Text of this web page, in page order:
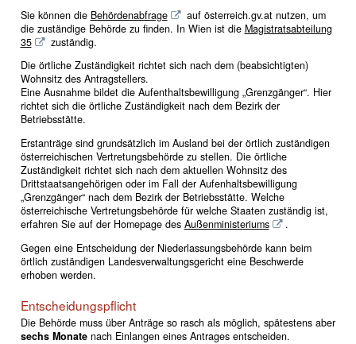
Sie können die Behördenabfrage
auf österreich.gv.at nutzen, um
die zuständige Behörde zu finden. In Wien ist die Magistratsabteilung
35
zuständig.
Die örtliche Zuständigkeit richtet sich nach dem (beabsichtigten)
Wohnsitz des Antragstellers.
Eine Ausnahme bildet die Aufenthaltsbewilligung „Grenzgänger“. Hier
richtet sich die örtliche Zuständigkeit nach dem Bezirk der
Betriebsstätte.
Erstanträge sind grundsätzlich im Ausland bei der örtlich zuständigen
österreichischen Vertretungsbehörde zu stellen. Die örtliche
Zuständigkeit richtet sich nach dem aktuellen Wohnsitz des
Drittstaatsangehörigen oder im Fall der Aufenhaltsbewilligung
„Grenzgänger“ nach dem Bezirk der Betriebsstätte. Welche
österreichische Vertretungsbehörde für welche Staaten zuständig ist,
erfahren Sie auf der Homepage des Außenministeriums
.
Gegen eine Entscheidung der Niederlassungsbehörde kann beim
örtlich zuständigen Landesverwaltungsgericht eine Beschwerde
erhoben werden.
Entscheidungspflicht
Die Behörde muss über Anträge so rasch als möglich, spätestens aber
sechs Monatenach Einlangen eines Antrages entscheiden.